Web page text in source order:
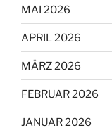
MAI 2026
APRIL 2026
MÄRZ 2026
FEBRUAR 2026
JANUAR 2026